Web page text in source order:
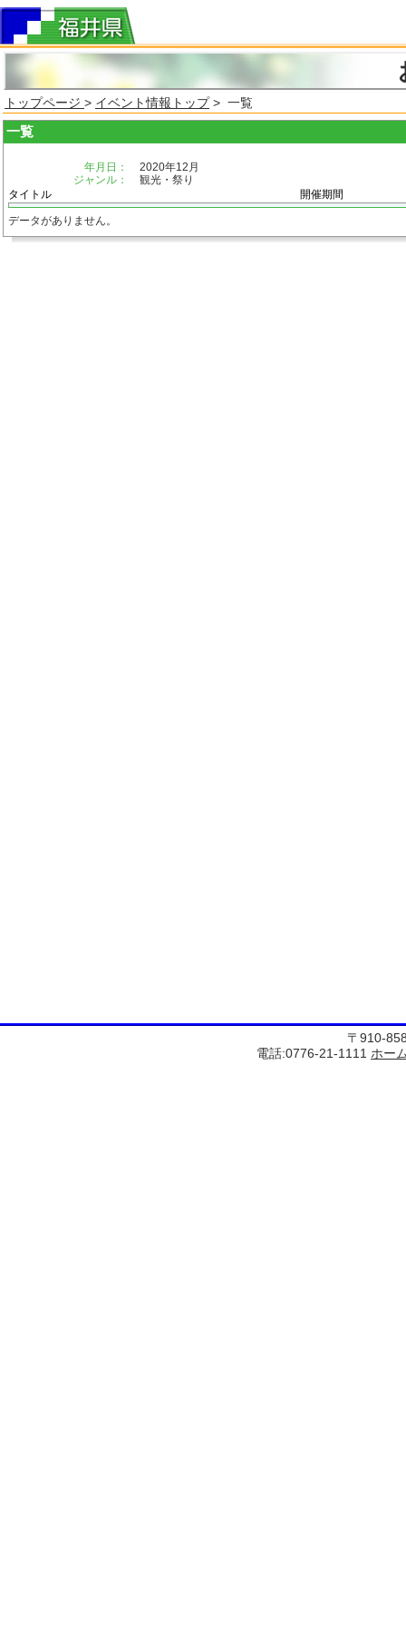
トップページ > イベント情報トップ> 一覧
一覧
年月日：
2020年12月
ジャンル：
観光・祭り
タイトル
開催期間
データがありません。
〒910-
電話:0776-21-1111 ホー